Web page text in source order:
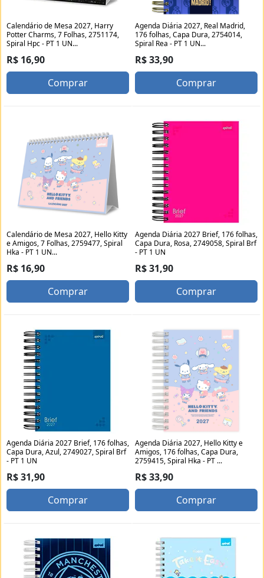
Calendário de Mesa 2027, Harry
Potter Charms, 7 Folhas, 2751174,
Spiral Hpc - PT 1 UN...
R$ 16,90
Comprar
Agenda Diária 2027, Real Madrid,
176 folhas, Capa Dura, 2754014,
Spiral Rea - PT 1 UN...
R$ 33,90
Comprar
Calendário de Mesa 2027, Hello Kitty
e Amigos, 7 Folhas, 2759477, Spiral
Hka - PT 1 UN...
R$ 16,90
Comprar
Agenda Diária 2027 Brief, 176 folhas,
Capa Dura, Rosa, 2749058, Spiral Brf
- PT 1 UN
R$ 31,90
Comprar
Agenda Diária 2027 Brief, 176 folhas,
Capa Dura, Azul, 2749027, Spiral Brf
- PT 1 UN
R$ 31,90
Comprar
Agenda Diária 2027, Hello Kitty e
Amigos, 176 folhas, Capa Dura,
2759415, Spiral Hka - PT ...
R$ 33,90
Comprar